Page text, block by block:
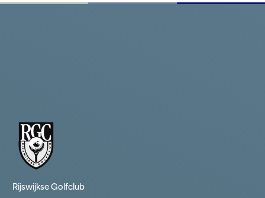
Rijswijkse Golfclub